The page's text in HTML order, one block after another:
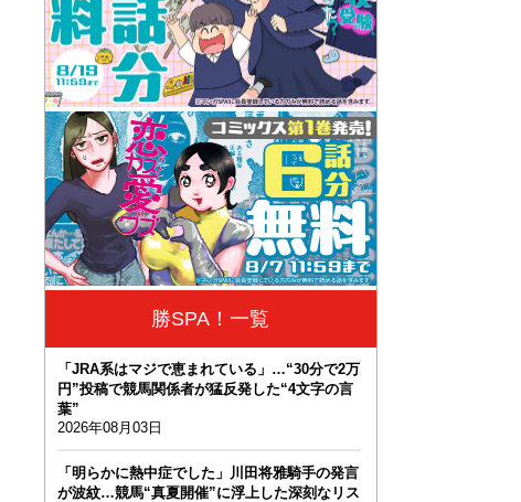
勝SPA！一覧
「JRA系はマジで恵まれている」…“30分で2万
円”投稿で競馬関係者が猛反発した“4文字の言
葉”
2026年08月03日
「明らかに熱中症でした」川田将雅騎手の発言
が波紋…競馬“真夏開催”に浮上した深刻なリス